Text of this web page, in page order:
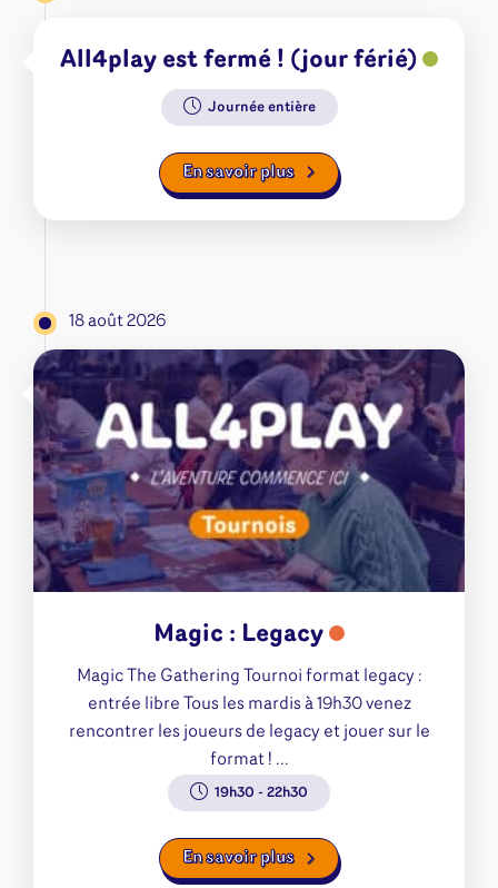
All4play est fermé ! (jour férié)
Journée entière
En savoir plus
18 août 2026
Magic : Legacy
Magic The Gathering Tournoi format legacy :
entrée libre Tous les mardis à 19h30 venez
rencontrer les joueurs de legacy et jouer sur le
format ! ...
19h30 - 22h30
En savoir plus